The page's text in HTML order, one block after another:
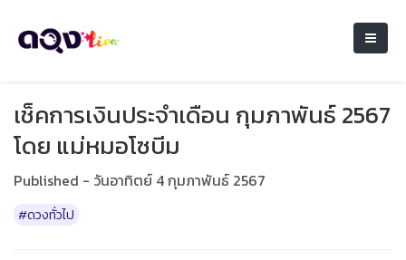
เช็คการเงินประจำเดือน กุมภาพันธ์ 2567
โดย แม่หมอโซบีม
Published - วันอาทิตย์ 4 กุมภาพันธ์ 2567
#ดวงทั่วไป